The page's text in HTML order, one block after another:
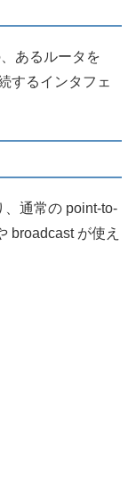
あるルータを
するインタフェ
通常の point-to-
broadcast が使え